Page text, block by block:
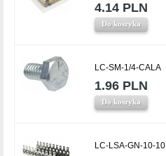
4.14 PLN
Do koszyka
LC-SM-1/4-CALA
1.96 PLN
Do koszyka
LC-LSA-GN-10-10